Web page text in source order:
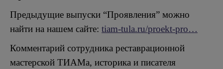
Предыдущие выпуски “Проявления” можно
найти на нашем сайте: tiam-tula.ru/proekt-pro…
Комментарий сотрудника реставрационной
мастерской ТИАМа, историка и писателя